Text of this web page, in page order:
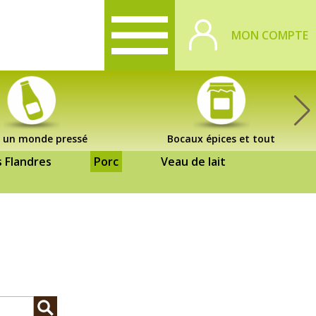
MON COMPTE
un monde pressé Bocaux épices et tout
Flandres Porc Veau de lait